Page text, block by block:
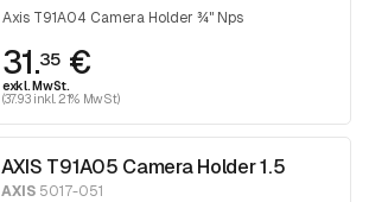
Axis T91A04 Camera Holder ¾" Nps
31.35 €
exkl. MwSt.
(37.93 inkl. 21% MwSt)
AXIS T91A05 Camera Holder 1.5
AXIS5017-051